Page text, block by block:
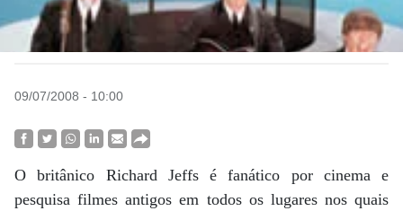
09/07/2008 - 10:00
O britânico Richard Jeffs é fanático por cinema e
pesquisa filmes antigos em todos os lugares nos quais